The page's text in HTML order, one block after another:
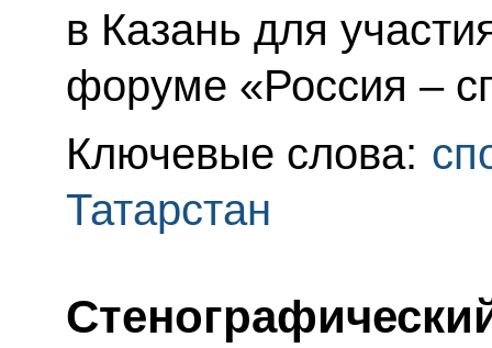
в Казань для
форуме «Россия –
Ключевые слова:
Татарстан